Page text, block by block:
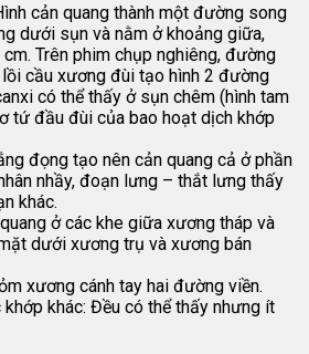
cản quang thành một đường song
dưới sụn và nằm ở khoảng giữa,
Trên phim chụp nghiêng, đường
cầu xương đùi tạo hình 2 đường
có thể thấy ở sụn chêm (hình tam
tứ đầu đùi của bao hoạt dịch khớp
đọng tạo nên cản quang cả ở phần
nhầy, đoạn lưng – thắt lưng thấy
khác.
ở các khe giữa xương tháp và
dưới xương trụ và xương bán
xương cánh tay hai đường viền.
khớp khác: Đều có thể thấy nhưng ít